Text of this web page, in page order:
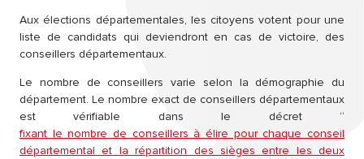
Aux élections départementales, les citoyens votent pour une
liste de candidats qui deviendront en cas de victoire, des
conseillers départementaux.
Le nombre de conseillers varie selon la démographie du
département. Le nombre exact de conseillers départementaux
est vérifiable dans le décret “
fixant le nombre de conseillers à élire pour chaque conseil
départemental et la répartition des sièges entre les deux